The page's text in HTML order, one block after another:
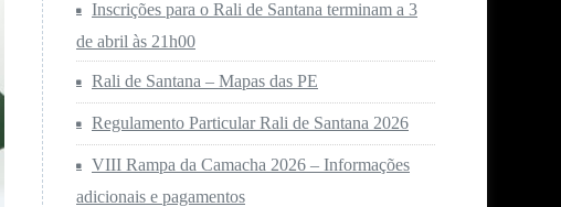
Inscrições para o Rali de Santana terminam a 3
de abril às 21h00
Rali de Santana – Mapas das PE
Regulamento Particular Rali de Santana 2026
VIII Rampa da Camacha 2026 – Informações
adicionais e pagamentos